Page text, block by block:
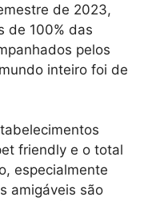
de 2023,
de 100% das
pelos
inteiro foi de
friendly e o total
especialmente
amigáveis são